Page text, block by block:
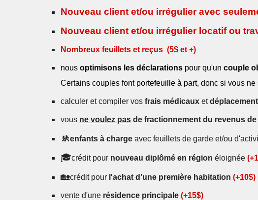
Nouveau client et/ou irrégulier avec
Nouveau client et/ou irrégulier locatif ou
Nombreux feuillets et reçus (5$ et+)
nous optimisons les déclarationspour qu'un couple
Certains couples font portefeuille à part, donc si vous
calculer et compiler vos frais médicauxet
vous ne voulez pasde fractionnement du revenus
🚸enfants à charge avec feuillets de garde et/ou
🎓crédit pour nouveau diplômé en région éloignée
🏡crédit pour l'achat d'une première habitation (+10$)
vente d'une résidence principale (+15$)